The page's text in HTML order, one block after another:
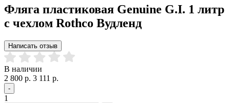
Фляга пластиковая Genuine G.I. 1 литр
с чехлом Rothco Вудленд
Написать отзыв
В наличии
2 800 р. 3 111 р.
-
1